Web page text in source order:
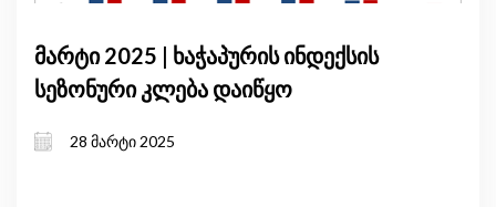
მარტი 2025 | ხაჭაპურის ინდექსის
სეზონური კლება დაიწყო
28 მარტი 2025